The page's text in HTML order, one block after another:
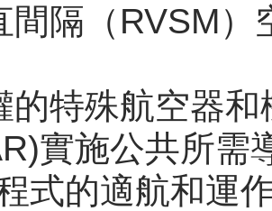
間隔（RVSM）
的特殊航空器和
實施公共所需
程式的適航和運